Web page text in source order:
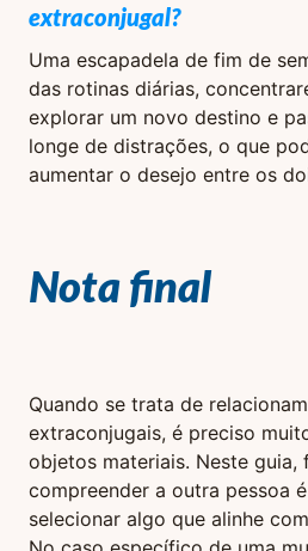
extraconjugal?
Uma escapadela de fim de
das rotinas diárias,
explorar um novo destino e
longe de distrações, o que
aumentar o desejo entre os
Nota final
Quando se trata de
extraconjugais, é preciso
objetos materiais. Neste guia,
compreender a outra pessoa
selecionar algo que alinhe